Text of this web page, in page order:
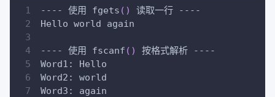
---- 使用 fgets ( )
读取一行 ----
Hello world again
---- 使用 fscanf ( )
按格式解析 ----
Word1: Hello
Word2: world
Word3: again